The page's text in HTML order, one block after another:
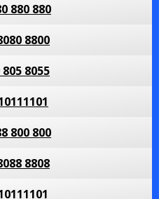
880 880
8800
805 8055
800 800
8808